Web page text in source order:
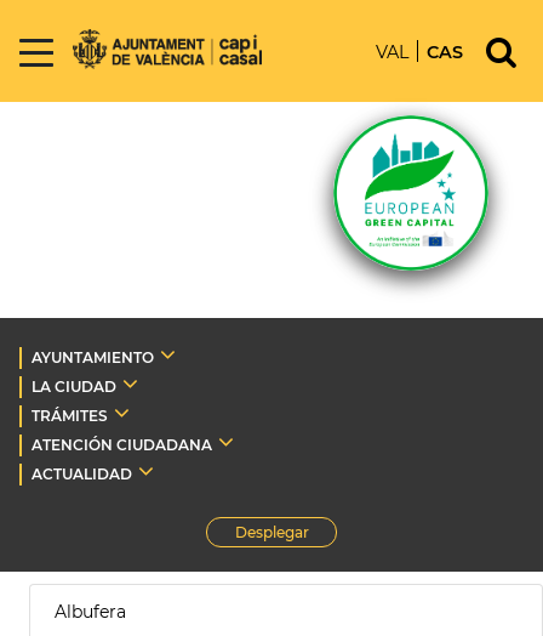
VAL CAS
AYUNTAMIENTO
LA CIUDAD
TRÁMITES
ATENCIÓN CIUDADANA
ACTUALIDAD
Desplegar
Albufera